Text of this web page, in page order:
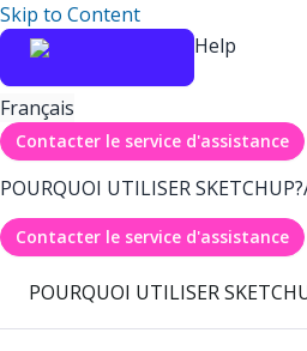
Skip to Content
Help
Français
Contacter le service d'assistance
POURQUOI UTILISER SKETCHUP?
Contacter le service d'assistance
POURQUOI UTILISER